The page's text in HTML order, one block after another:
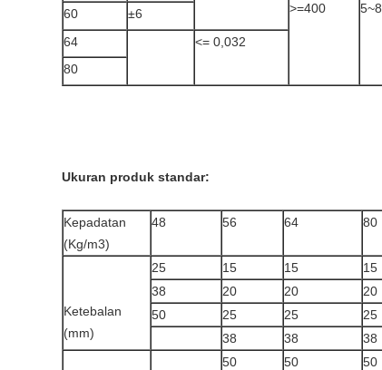
>=400
5~8
60
±6
64
<= 0,032
80
Ukuran produk standar:
Kepadatan
(Kg/m3)
48 56 64 80
Ketebalan
(mm)
25 15 15
15
38
20 20
20
50
25 25
25
38
38
38
50
50
50